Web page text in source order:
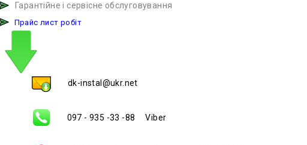
Гарантійне і сервісне обслуговування
Прайс лист робіт
dk-instal@ukr.net
097 - 935 -33 -88 Viber